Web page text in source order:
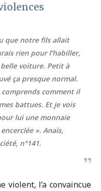
que notre fils allait
rien pour l’habiller,
belle voiture. Petit à
ça presque normal.
comment il
battues. Et je vois
lui une monnaie
». Anaïs,
n°141.
violent, l’a convaincue